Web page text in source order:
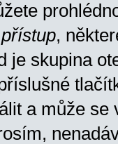
,
je skupina
a může se